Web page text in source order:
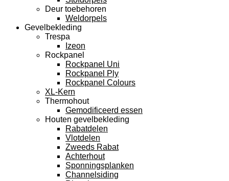
Deur toebehoren
Weldorpels
Gevelbekleding
Trespa
Izeon
Rockpanel
Rockpanel Uni
Rockpanel Ply
Rockpanel Colours
XL-Kern
Thermohout
Gemodificeerd essen
Houten gevelbekleding
Rabatdelen
Vlotdelen
Zweeds Rabat
Achterhout
Sponningsplanken
Channelsiding